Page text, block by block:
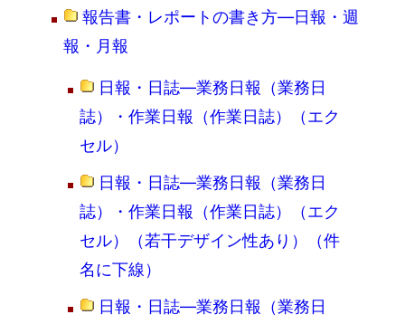
報告書・レポートの書き方―日報・週
報・月報
日報・日誌―業務日報（業務日
誌）・作業日報（作業日誌）（エク
セル）
日報・日誌―業務日報（業務日
誌）・作業日報（作業日誌）（エク
セル）（若干デザイン性あり）（件
名に下線）
日報・日誌―業務日報（業務日